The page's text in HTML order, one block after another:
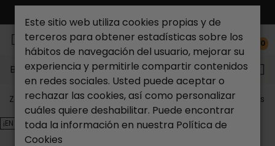
0
Buscar...
Zapateria Catchalot Outlet zapatos Outlet zapatos
¡EN OFERTA!
Este sitio web utiliza cookies propias y de
terceros para obtener estadísticas sobre los
hábitos de navegación del usuario, mejorar su
experiencia y permitirle compartir contenidos
en redes sociales. Usted puede aceptar o
rechazar las cookies, así como personalizar
cuáles quiere deshabilitar. Puede encontrar
toda la información en nuestra Política de
Cookies